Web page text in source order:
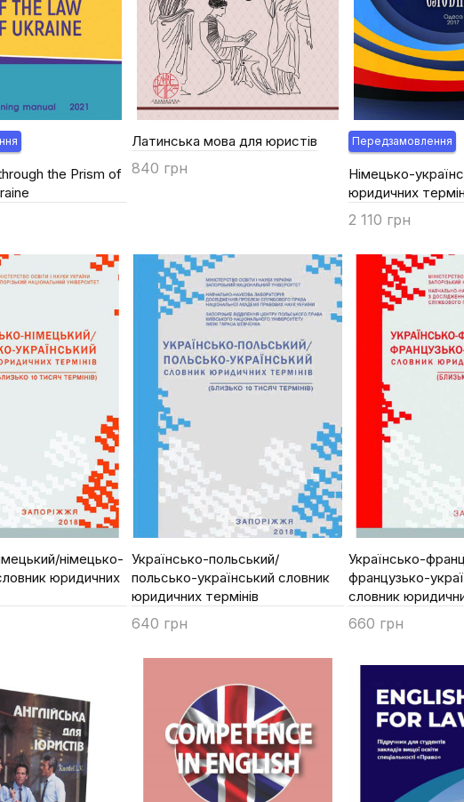
the Prism of
Латинська мова для юристів
840 грн
Передзамовлення
Німецько-
юридичних
2 110 грн
німецько-
юридичних
Українсько-польський/
польсько-український словник
юридичних термінів
640 грн
Українсько-
французько-
словник
660 грн